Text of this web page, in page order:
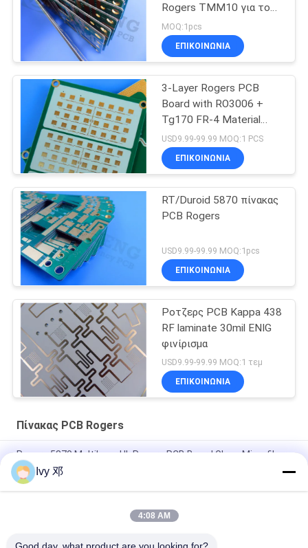
Rogers TMM10 για τους
διηλεκτρικούς πολωτές
MOQ:1pcs
ΕΠΙΚΟΙΝΩΝΙΑ
3-Layer Rogers PCB
Board with RO3006 +
Tg170 FR-4 Material
0.86mm Thickness and
98mm x 30mm Size
USD9.99-99.99 MOQ:1 PCS
ΕΠΙΚΟΙΝΩΝΙΑ
RT/Duroid 5870 πίνακας
PCB Rogers
USD9.99-99.99 MOQ:1pcs
ΕΠΙΚΟΙΝΩΝΙΑ
Ροτζερς PCB Kappa 438
RF laminate 30mil ENIG
φινίρισμα
USD9.99-99.99 MOQ:1 τεμ
ΕΠΙΚΟΙΝΩΝΙΑ
Πίνακας PCB Rogers
Rogers 5870 Multilayer UL Rogers PCB Board Glass Microfiber
Reinforced PTFE
RT υλικό υψηλής συχνότητας PCB 2 στρώσεων 31mil
RF PCB 2 στρώματα 20mil RO4835 Υποστρώμα Μαύρο
Ivy 邓
4:08 AM